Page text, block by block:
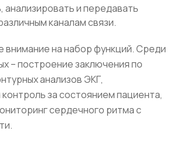
анализировать и передавать
каналам связи.
внимание на набор функций. Среди
– построение заключения по
анализов ЭКГ,
за состоянием пациента,
сердечного ритма с